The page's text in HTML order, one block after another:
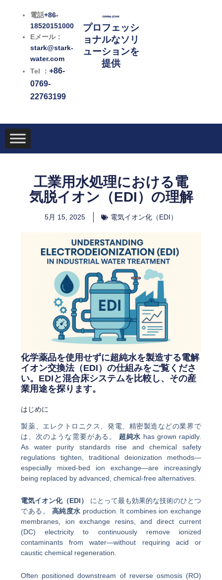
電話+86-
18520151000
Eメール：
stark@stark-
water.com
Tel ：+86-
0769-
22763199
プロフェッシ
ョナルなソリ
ューションを
提供
工業用水処理における電
気脱イオン（EDI）の理解
5月 15, 2025 電気イオン化（EDI）
化学薬品を使用せずに超純水を製造する電解
イオン交換法（EDI）の仕組みをご覧くださ
い。EDIと混合床システムを比較し、その産
業用途を探ります。
はじめに
製薬、エレクトロニクス、発電、精密製造などの業界で
は、次のような需要がある。 超純水 has grown rapidly.
As water purity standards rise and chemical safety
regulations tighten, traditional deionization methods—
especially mixed-bed ion exchange—are increasingly
being replaced by advanced, chemical-free alternatives.
電気イオン化（EDI）
にとって最も効果的な技術のひとつ
である。 高純度水 production. It combines ion exchange
membranes, ion exchange resins, and direct current
(DC) electricity to continuously remove ionized
contaminants from water—without requiring acid or
caustic chemical regeneration.
Often positioned downstream of reverse osmosis (RO)